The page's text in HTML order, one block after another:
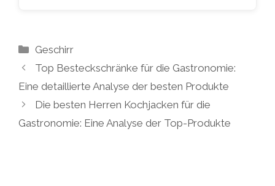
Kategorien
Geschirr
Top Besteckschränke für die Gastronomie:
Eine detaillierte Analyse der besten Produkte
Die besten Herren Kochjacken für die
Gastronomie: Eine Analyse der Top-Produkte